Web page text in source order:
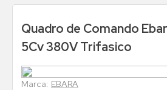
Quadro de Comando
5Cv 380V Trifasico
EBARA